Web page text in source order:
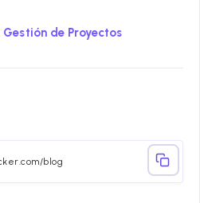
Gestión de Proyectos
Email